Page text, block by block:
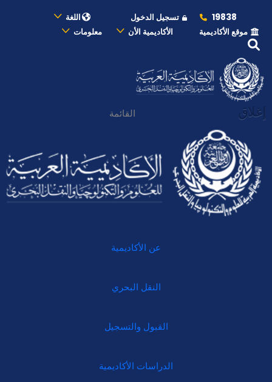
19838 تسجيل الدخول
اللغة
موقع الأكاديمية
الأكاديمية الأن معلومات
إغلاق القائمة
عن الأكاديمية
النقل البحري
القبول والتسجيل
الدراسات الأكاديمية